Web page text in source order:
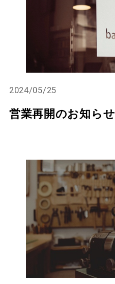
2024/05/25
営業再開のお知らせ